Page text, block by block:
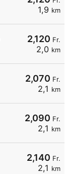
1,9 km
2,120 Fr.
2,0 km
2,070 Fr.
2,1 km
2,090 Fr.
2,1 km
2,140 Fr.
2,1 km